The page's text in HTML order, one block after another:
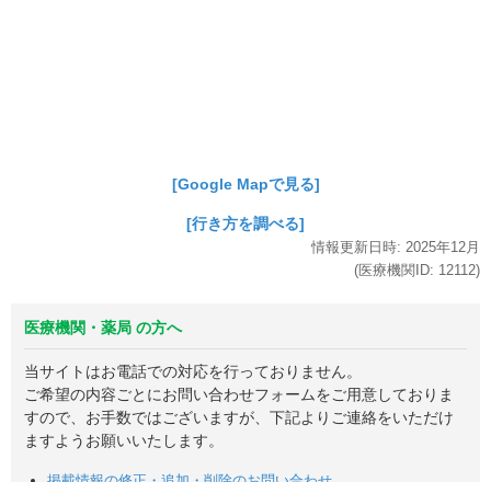
[Google Mapで見る]
[行き方を調べる]
情報更新日時: 2025年12月
(医療機関ID: 12112)
医療機関・薬局 の方へ
当サイトはお電話での対応を行っておりません。
ご希望の内容ごとにお問い合わせフォームをご用意しておりま
すので、お手数ではございますが、下記よりご連絡をいただけ
ますようお願いいたします。